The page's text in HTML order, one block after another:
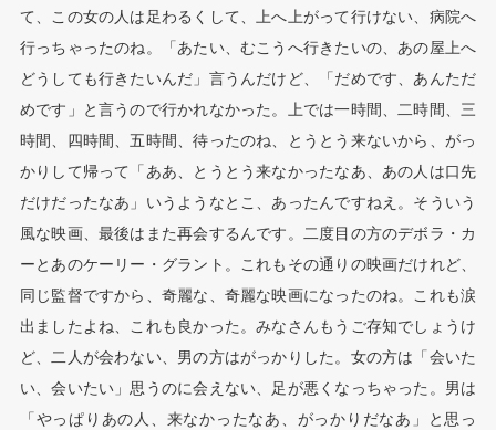
て、この女の人は足わるくして、上へ上がって行けない、病院へ
行っちゃったのね。「あたい、むこうへ行きたいの、あの屋上へ
どうしても行きたいんだ」言うんだけど、「だめです、あんただ
めです」と言うので行かれなかった。上では一時間、二時間、三
時間、四時間、五時間、待ったのね、とうとう来ないから、がっ
かりして帰って「ああ、とうとう来なかったなあ、あの人は口先
だけだったなあ」いうようなとこ、あったんですねえ。そういう
風な映画、最後はまた再会するんです。二度目の方のデボラ・カ
ーとあのケーリー・グラント。これもその通りの映画だけれど、
同じ監督ですから、奇麗な、奇麗な映画になったのね。これも涙
出ましたよね、これも良かった。みなさんもうご存知でしょうけ
ど、二人が会わない、男の方はがっかりした。女の方は「会いた
い、会いたい」思うのに会えない、足が悪くなっちゃった。男は
「やっぱりあの人、来なかったなあ、がっかりだなあ」と思っ